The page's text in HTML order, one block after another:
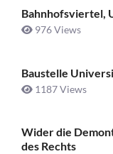
Bahnhofsviertel,
976 Views
Baustelle
1187 Views
Wider die
des Rechts